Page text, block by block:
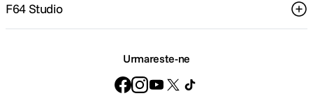
F64 Studio
Urmareste-ne